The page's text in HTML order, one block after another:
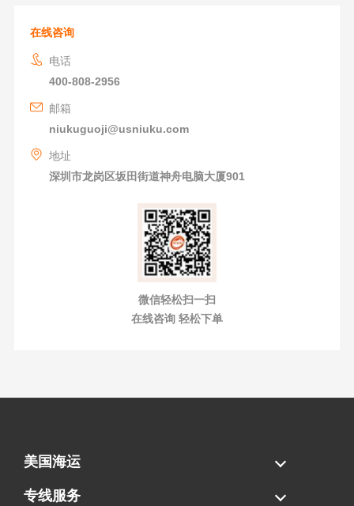
在线咨询
电话
400-808-2956
邮箱
niukuguoji@usniuku.com
地址
深圳市龙岗区坂田街道神舟电脑大厦901
微信轻松扫一扫
在线咨询 轻松下单
美国海运
海运拼柜
海运整柜
美国海卡
加拿大海运
专线服务